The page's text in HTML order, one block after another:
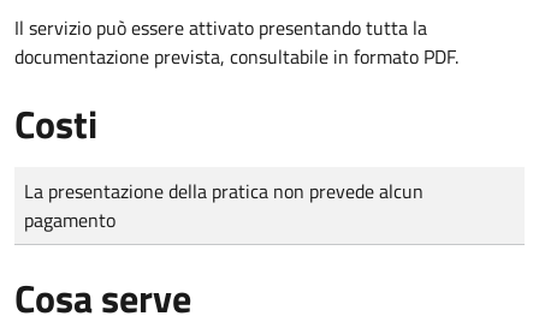
Il servizio può essere attivato presentando tutta la
documentazione prevista, consultabile in formato PDF.
Costi
Tipo di pagamento
Importo
La presentazione della pratica non prevede alcun
pagamento
Cosa serve